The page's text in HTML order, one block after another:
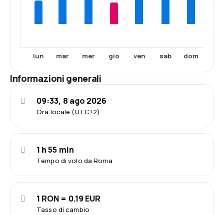
lun mar mer gio ven sab dom
Informazioni generali
Ora locale (UTC+2)
09:33, 8 ago 2026
Tempo di volo da Roma
1 h 55 min
Tasso di cambio
1 RON = 0.19 EUR